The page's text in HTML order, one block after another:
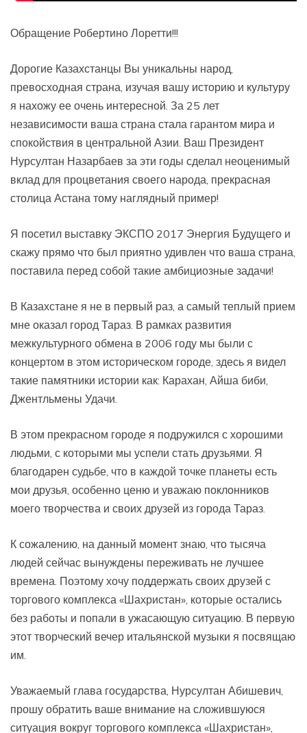
Обращение Робертино Лоретти!!!
Дорогие Казахстанцы Вы уникальны народ,
превосходная страна, изучая вашу историю и культуру
я нахожу ее очень интересной. За 25 лет
независимости ваша страна стала гарантом мира и
спокойствия в центральной Азии. Ваш Президент
Нурсултан Назарбаев за эти годы сделал неоценимый
вклад для процветания своего народа, прекрасная
столица Астана тому наглядный пример!
Я посетил выставку ЭКСПО 2017 Энергия Будущего и
скажу прямо что был приятно удивлен что ваша страна,
поставила перед собой такие амбициозные задачи!
В Казахстане я не в первый раз, а самый теплый прием
мне оказал город Тараз. В рамках развития
межкультурного обмена в 2006 году мы были с
концертом в этом историческом городе, здесь я видел
такие памятники истории как: Карахан, Айша биби,
Джентльмены Удачи.
В этом прекрасном городе я подружился с хорошими
людьми, с которыми мы успели стать друзьями. Я
благодарен судьбе, что в каждой точке планеты есть
мои друзья, особенно ценю и уважаю поклонников
моего творчества и своих друзей из города Тараз.
К сожалению, на данный момент знаю, что тысяча
людей сейчас вынуждены переживать не лучшее
времена. Поэтому хочу поддержать своих друзей с
торгового комплекса «Шахристан», которые остались
без работы и попали в ужасающую ситуацию. В первую
этот творческий вечер итальянской музыки я посвящаю
им.
Уважаемый глава государства, Нурсултан Абишевич,
прошу обратить ваше внимание на сложившуюся
ситуация вокруг торгового комплекса «Шахристан»,